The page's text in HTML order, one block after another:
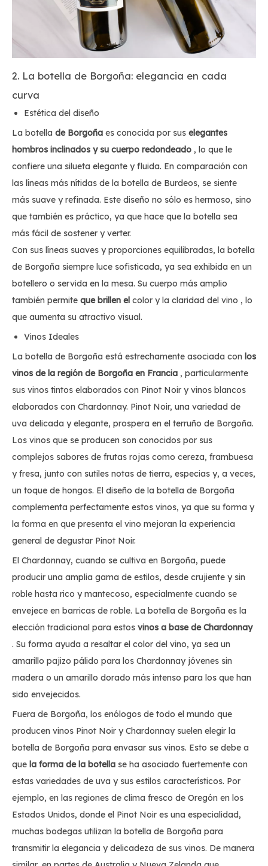
2. La botella de Borgoña: elegancia en cada
curva
Estética del diseño
La botella de Borgoña es conocida por sus elegantes
hombros inclinados y su cuerpo redondeado , lo que le
confiere una silueta elegante y fluida. En comparación con
las líneas más nítidas de la botella de Burdeos, se siente
más suave y refinada. Este diseño no sólo es hermoso, sino
que también es práctico, ya que hace que la botella sea
más fácil de sostener y verter.
Con sus líneas suaves y proporciones equilibradas, la botella
de Borgoña siempre luce sofisticada, ya sea exhibida en un
botellero o servida en la mesa. Su cuerpo más amplio
también permite que brillen el color y la claridad del vino , lo
que aumenta su atractivo visual.
Vinos Ideales
La botella de Borgoña está estrechamente asociada con los
vinos de la región de Borgoña en Francia , particularmente
sus vinos tintos elaborados con Pinot Noir y vinos blancos
elaborados con Chardonnay. Pinot Noir, una variedad de
uva delicada y elegante, prospera en el terruño de Borgoña.
Los vinos que se producen son conocidos por sus
complejos sabores de frutas rojas como cereza, frambuesa
y fresa, junto con sutiles notas de tierra, especias y, a veces,
un toque de hongos. El diseño de la botella de Borgoña
complementa perfectamente estos vinos, ya que su forma y
la forma en que presenta el vino mejoran la experiencia
general de degustar Pinot Noir.
El Chardonnay, cuando se cultiva en Borgoña, puede
producir una amplia gama de estilos, desde crujiente y sin
roble hasta rico y mantecoso, especialmente cuando se
envejece en barricas de roble. La botella de Borgoña es la
elección tradicional para estos vinos a base de Chardonnay
. Su forma ayuda a resaltar el color del vino, ya sea un
amarillo pajizo pálido para los Chardonnay jóvenes sin
madera o un amarillo dorado más intenso para los que han
sido envejecidos.
Fuera de Borgoña, los enólogos de todo el mundo que
producen vinos Pinot Noir y Chardonnay suelen elegir la
botella de Borgoña para envasar sus vinos. Esto se debe a
que la forma de la botella se ha asociado fuertemente con
estas variedades de uva y sus estilos característicos. Por
ejemplo, en las regiones de clima fresco de Oregón en los
Estados Unidos, donde el Pinot Noir es una especialidad,
muchas bodegas utilizan la botella de Borgoña para
transmitir la elegancia y delicadeza de sus vinos. De manera